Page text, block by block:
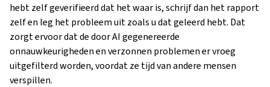
hebt zelf geverifieerd dat het waar is, schrijf dan het rapport
zelf en leg het probleem uit zoals u dat geleerd hebt. Dat
zorgt ervoor dat de door AI gegenereerde
onnauwkeurigheden en verzonnen problemen er vroeg
uitgefilterd worden, voordat ze tijd van andere mensen
verspillen.